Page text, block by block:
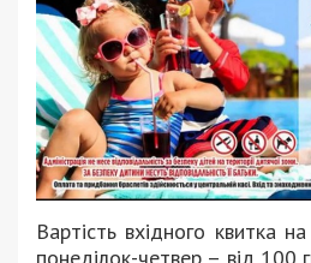
Вартість вхідного квитка